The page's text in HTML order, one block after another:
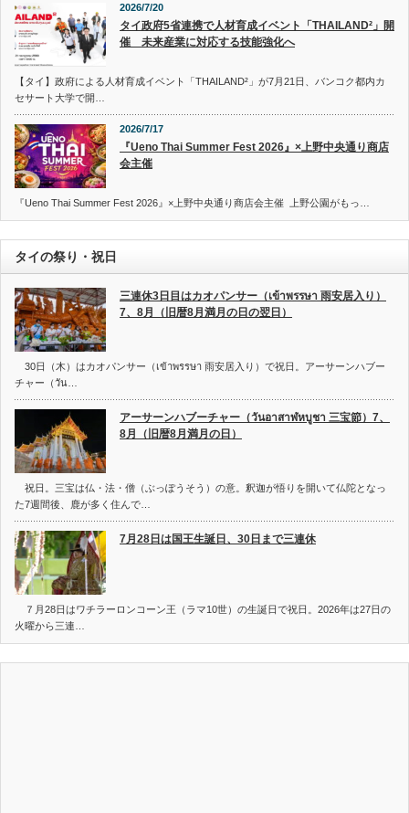
2026/7/20
タイ政府5省連携で人材育成イベント「THAILAND²」開
催 未来産業に対応する技能強化へ
【タイ】政府による人材育成イベント「THAILAND²」が7月21日、バンコク都内カ
セサート大学で開…
2026/7/17
『Ueno Thai Summer Fest 2026』×上野中央通り商店
会主催
『Ueno Thai Summer Fest 2026』×上野中央通り商店会主催 上野公園がもっ…
タイの祭り・祝日
三連休3日目はカオパンサー（เข้าพรรษา 雨安居入り）
7、8月（旧暦8月満月の日の翌日）
30日（木）はカオパンサー（เข้าพรรษา 雨安居入り）で祝日。アーサーンハブー
チャー（วัน…
アーサーンハブーチャー（วันอาสาฬหบูชา 三宝節）7、
8月（旧暦8月満月の日）
祝日。三宝は仏・法・僧（ぶっぽうそう）の意。釈迦が悟りを開いて仏陀となっ
た7週間後、鹿が多く住んで…
7月28日は国王生誕日、30日まで三連休
７月28日はワチラーロンコーン王（ラマ10世）の生誕日で祝日。2026年は27日の
火曜から三連…